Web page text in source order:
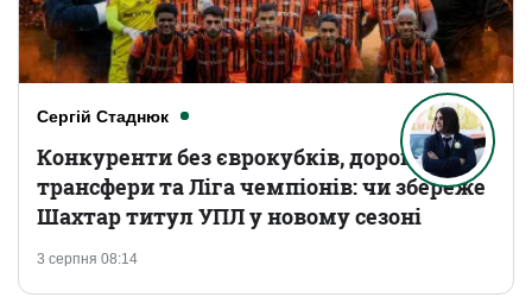
Сергій Стаднюк
3 серпня 08:14
Конкуренти без єврокубків, дорогі
трансфери та Ліга чемпіонів: чи збереже
Шахтар титул УПЛ у новому сезоні